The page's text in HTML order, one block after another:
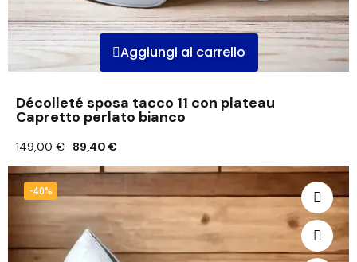
Aggiungi al carrello
Décolleté sposa tacco 11 con plateau
Capretto perlato bianco
149,00 € 89,40 €
-40%